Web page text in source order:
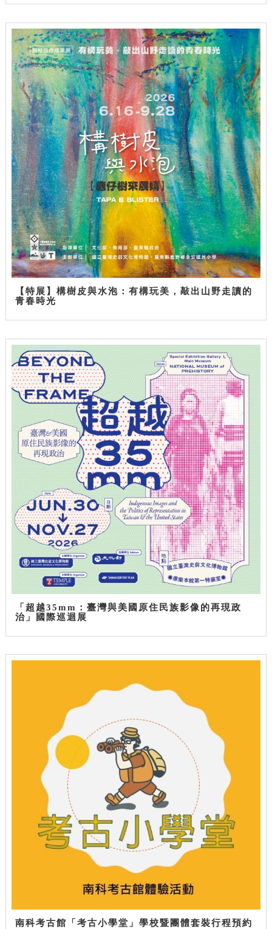
【特展】構樹皮與水泡：有構玩美，敲出山野走讀的
青春時光
「超越35mm：臺灣與美國原住民族影像的再現政
治」國際巡迴展
南科考古館「考古小學堂」學校暨團體套裝行程預約